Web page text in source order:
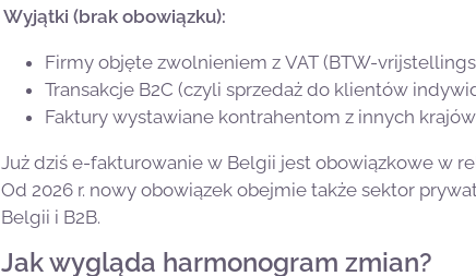
Wyjątki (brak obowiązku):
Firmy objęte zwolnieniem z VAT (BTW-
Transakcje B2C (czyli sprzedaż do klientów
Faktury wystawiane kontrahentom z innych
Już dziś e-fakturowanie w Belgii jest obowiązkowe w
Od 2026 r. nowy obowiązek obejmie także sektor
Belgii i B2B.
Jak wygląda harmonogram zmian?